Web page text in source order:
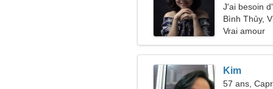
J'ai besoin
Bình Thủy,
Vrai amour
Kim
57 ans,